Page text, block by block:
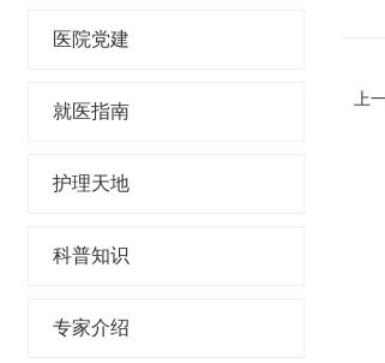
医院党建
就医指南
护理天地
科普知识
专家介绍